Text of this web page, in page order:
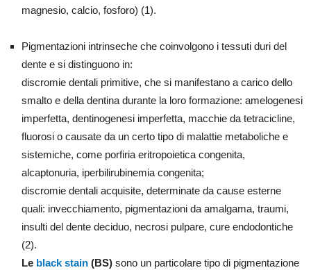
magnesio, calcio, fosforo) (1).
Pigmentazioni intrinseche che coinvolgono i tessuti duri del
dente e si distinguono in:
discromie dentali primitive, che si manifestano a carico dello
smalto e della dentina durante la loro formazione: amelogenesi
imperfetta, dentinogenesi imperfetta, macchie da tetracicline,
fluorosi o causate da un certo tipo di malattie metaboliche e
sistemiche, come porfiria eritropoietica congenita,
alcaptonuria, iperbilirubinemia congenita;
discromie dentali acquisite, determinate da cause esterne
quali: invecchiamento, pigmentazioni da amalgama, traumi,
insulti del dente deciduo, necrosi pulpare, cure endodontiche
(2).
Le black stain (BS) sono un particolare tipo di pigmentazione